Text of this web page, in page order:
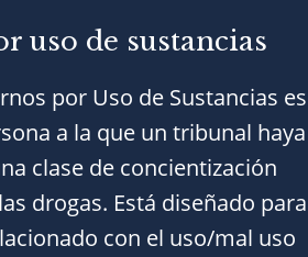
uso de sustancias
por Uso de Sustancias es
a la que un tribunal haya
clase de concientización
drogas. Está diseñado para
con el uso/mal uso